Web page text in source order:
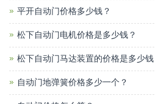
平开自动门价格多少钱？
松下自动门电机价格是多少钱？
松下自动门马达装置的价格是多少钱
自动门地弹簧价格多少一个？